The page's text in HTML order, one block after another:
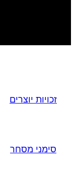
זכויות יוצרים
סימני מסחר